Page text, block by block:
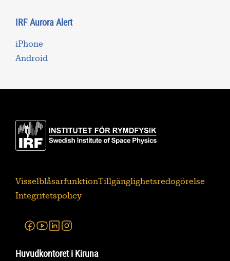
IRF Aurora Alert
iPhone
Android
VisselblåsarfunktionTillgänglighetsredogörelse
Integritetspolicy
Facebook
Youtube
Linkedin
Huvudkontoret i Kiruna